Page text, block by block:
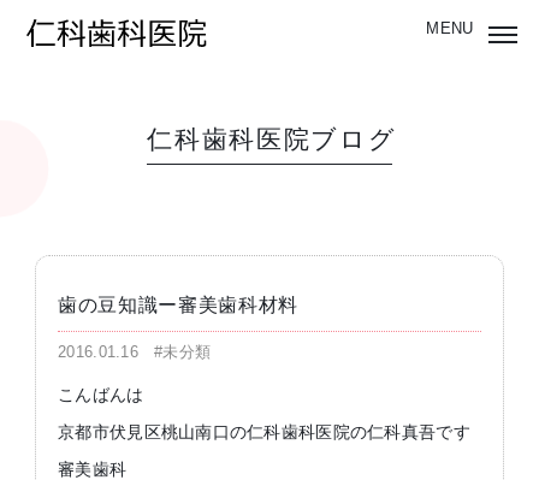
仁科歯科医院ブログ
歯の豆知識ー審美歯科材料
2016.01.16#未分類
こんばんは
京都市伏見区桃山南口の仁科歯科医院の仁科真吾です
審美歯科